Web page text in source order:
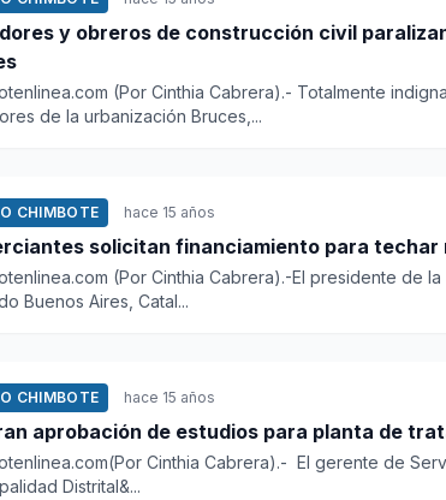
civil paralizan obra de S/.3 millones en
(Por Cinthia Cabrera).- Totalmente
de la urbanización Bruces,...
CHIMBOTE hace 15 años
solicitan financiamiento para techar
(Por Cinthia Cabrera).-El presidente de
Buenos Aires, Catal...
CHIMBOTE hace 15 años
aprobación de estudios para planta de
Cinthia Cabrera).- El gerente de
Distrital&...